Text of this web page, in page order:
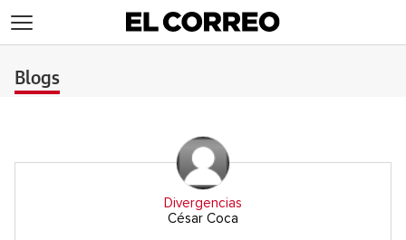
Blogs
Divergencias
César Coca